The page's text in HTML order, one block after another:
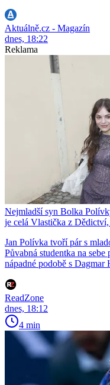
Aktuálně.cz - Magazín
dnes, 18:22
Reklama
Nejmladší syn Bolka
je celá Vlastička z
Jan Polívka tvoří pár s
Půvabná studentka na
nápadné podobě s Dagmar
ReadZone
dnes, 18:12
4 min